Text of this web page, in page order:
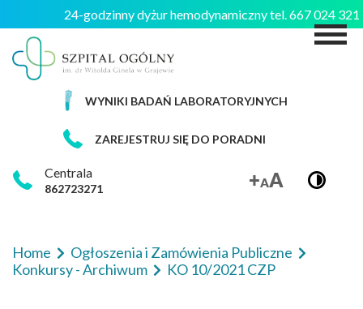
24-godzinny dyżur hemodynamiczny tel. 667 024
WYNIKI BADAŃ LABORATORYJNYCH
ZAREJESTRUJ SIĘ DO PORADNI
Centrala
862723271
Home
Ogłoszenia i Zamówienia Publiczne
Konkursy - Archiwum
KO 10/2021 CZP